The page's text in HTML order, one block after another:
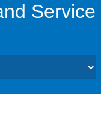
Service